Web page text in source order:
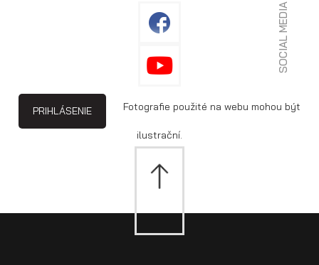
SOCIAL MEDIA
PRIHLÁSENIE Fotografie použité na webu mohou být
ilustrační.